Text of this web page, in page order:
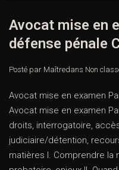
Avocat mise en
défense pénale
Posté par Maîtredans Non
Avocat mise en examen
Avocat mise en examen
droits, interrogatoire,
judiciaire/détention,
matières I. Comprendre la